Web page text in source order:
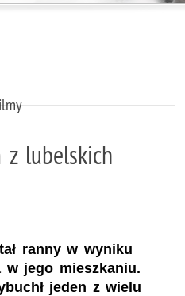
lubelskich
ranny w wyniku
w jego mieszkaniu.
jeden z wielu